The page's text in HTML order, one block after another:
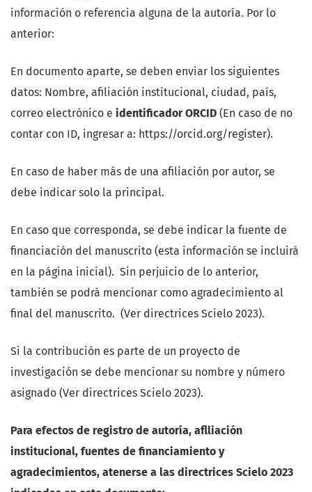
información o referencia alguna de la autoría. Por lo
anterior:
En documento aparte, se deben enviar los siguientes
datos: Nombre, afiliación institucional, ciudad, país,
correo electrónico e identificador ORCID (En caso de no
contar con ID, ingresar a: https://orcid.org/register).
En caso de haber más de una afiliación por autor, se
debe indicar solo la principal.
En caso que corresponda, se debe indicar la fuente de
financiación del manuscrito (esta información se incluirá
en la página inicial). Sin perjuicio de lo anterior,
también se podrá mencionar como agradecimiento al
final del manuscrito. (Ver directrices Scielo 2023).
Si la contribución es parte de un proyecto de
investigación se debe mencionar su nombre y número
asignado (Ver directrices Scielo 2023).
Para efectos de registro de autoría, aflliación
institucional, fuentes de financiamiento y
agradecimientos, atenerse a las directrices Scielo 2023